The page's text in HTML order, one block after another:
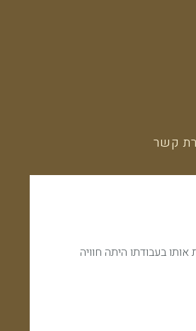
קשר
אותו בעבודתו היתה חוויה